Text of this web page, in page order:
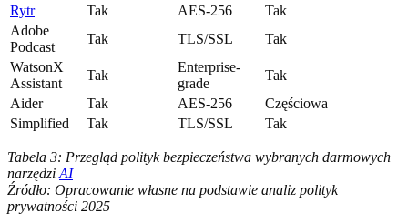
Rytr
Tak AES-256
Tak
Adobe
Podcast
Tak TLS/SSL
Tak
WatsonX
Assistant
Tak
Enterprise-
grade
Tak
Aider
Tak AES-256
Częściowa
Simplified
Tak TLS/SSL Tak
Tabela 3: Przegląd polityk bezpieczeństwa wybranych darmowych
narzędzi AI
Źródło: Opracowanie własne na podstawie analiz polityk
prywatności 2025